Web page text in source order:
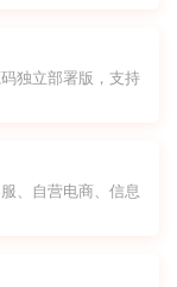
独立部署版，支持
、自营电商、信息